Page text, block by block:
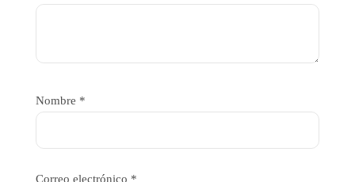
Nombre *
Correo electrónico *